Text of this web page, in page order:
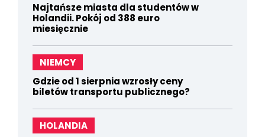
Najtańsze miasta dla studentów w
Holandii. Pokój od 388 euro
miesięcznie
NIEMCY
Gdzie od 1 sierpnia wzrosły ceny
biletów transportu publicznego?
HOLANDIA